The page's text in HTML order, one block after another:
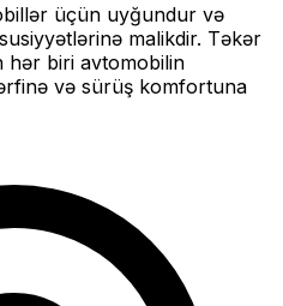
üçün uyğundur və
malikdir. Təkər
hər biri avtomobilin
və sürüş komfortuna